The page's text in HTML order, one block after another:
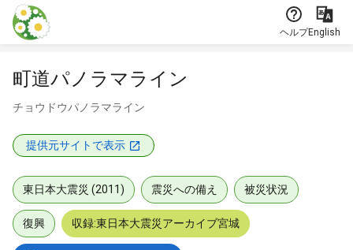
本文に飛ぶ
ヘルプEnglish
町道パノラマライン
チョウドウパノラマライン
提供元サイトで表示
東日本大震災 (2011) 震災への備え 被災状況
復興 収録:東日本大震災アーカイブ宮城